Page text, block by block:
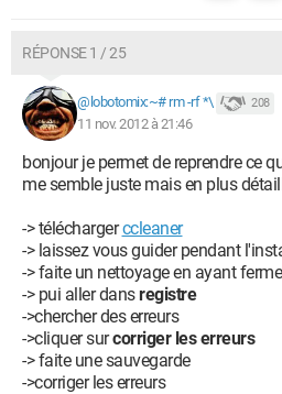
RÉPONSE 1 / 25
@lobotomix:~# rm -rf *\ 208
11 nov. 2012 à 21:46
bonjour je permet de reprendre ce
me semble juste mais en plus
-> téléchargerccleaner
-> laissez vous guider pendant
-> faite un nettoyage en ayant
-> pui aller dansregistre
->chercher des erreurs
->cliquer surcorriger les erreurs
-> faite une sauvegarde
->corriger les erreurs